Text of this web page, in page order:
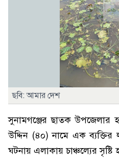
ছবি: আমার দেশ
সুনামগঞ্জের ছাতক উপজেলার
উদ্দিন (৪০) নামে এক
ঘটনায় এলাকায় চাঞ্চল্যের সৃষ্টি